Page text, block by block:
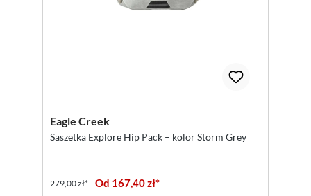
Eagle Creek
Saszetka Explore Hip Pack – kolor Storm Grey
279,00 zł* Od 167,40 zł*